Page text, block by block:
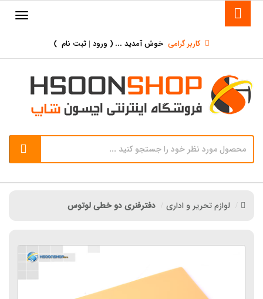
کاربر گرامی خوش آمدید ... ( ورود | ثبت نام )
لوازم تحریر و اداری دفترفنری دو خطی لوتوس